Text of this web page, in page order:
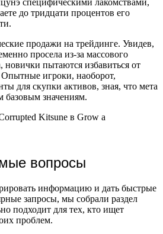
специфическими лакомствами,
до тридцати процентов его
продажи на трейдинге. Увидев,
просела из-за массового
новички пытаются избавиться от
игроки, наоборот,
для скупки активов, зная, что мета
базовым значениям.
вопросы
информацию и дать быстрые
запросы, мы собрали раздел
подходит для тех, кто ищет
проблем.